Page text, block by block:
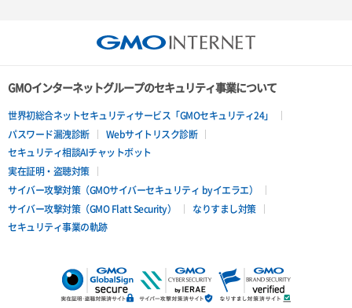
GMOインターネットグループのセキュリティ事業について
世界初総合ネットセキュリティサービス「GMOセキュリティ24」
パスワード漏洩診断
Webサイトリスク診断
セキュリティ相談AIチャットボット
実在証明・盗聴対策
サイバー攻撃対策（GMOサイバーセキュリティ byイエラエ）
サイバー攻撃対策（GMO Flatt Security）
なりすまし対策
セキュリティ事業の軌跡